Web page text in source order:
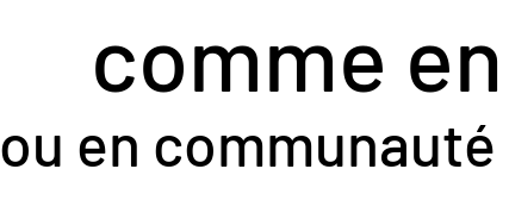
comme en
ou en communauté